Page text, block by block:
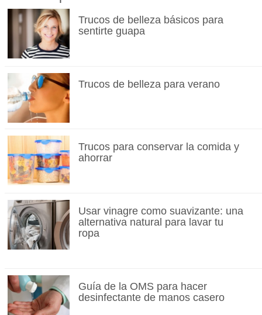
Trucos de belleza básicos para
sentirte guapa
Trucos de belleza para verano
Trucos para conservar la comida y
ahorrar
Usar vinagre como suavizante: una
alternativa natural para lavar tu
ropa
Guía de la OMS para hacer
desinfectante de manos casero